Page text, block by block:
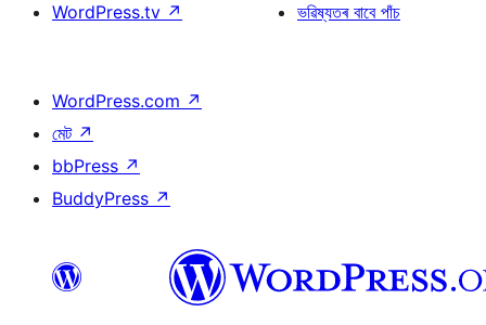
WordPress.tv ↗
ভৱিষ্যতৰ বাবে পাঁচ
WordPress.com ↗
মেট ↗
bbPress ↗
BuddyPress ↗